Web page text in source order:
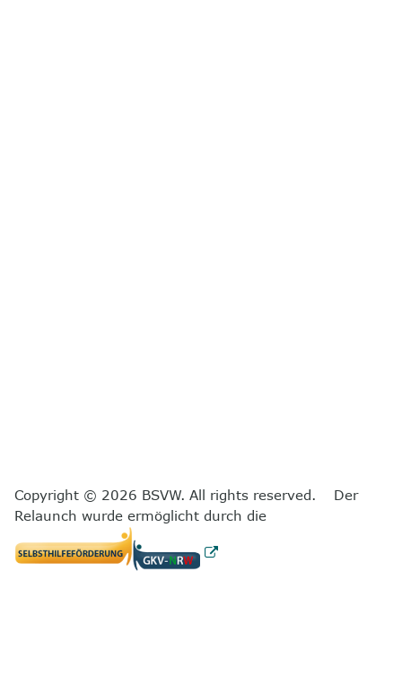
Copyright © 2026 BSVW. All rights reserved. Der
Relaunch wurde ermöglicht durch die